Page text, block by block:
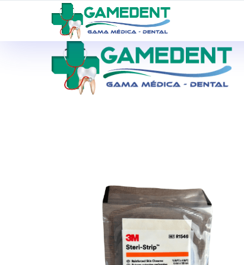
ventas@todolomedico.com